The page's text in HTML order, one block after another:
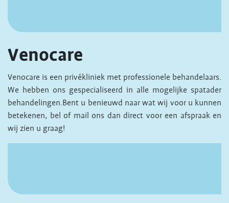
Venocare
Venocare is een privékliniek met professionele behandelaars.
We hebben ons gespecialiseerd in alle mogelijke spatader
behandelingen.Bent u benieuwd naar wat wij voor u kunnen
betekenen, bel of mail ons dan direct voor een afspraak en
wij zien u graag!